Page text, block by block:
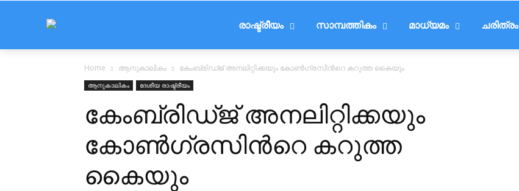
രാഷ്ട്രീയം സാമ്പത്തികം മാധ്യമം ചരിത്രം
Home ആനുകാലികം കേംബ്രിഡ്ജ് അനലിറ്റിക്കയും കോണ്‍ഗ്രസിന്‍റെ കറുത്ത കൈയും
ആനുകാലികം ദേശീയ രാഷ്ട്രീയം
കേംബ്രിഡ്ജ് അനലിറ്റിക്കയും
കോണ്‍ഗ്രസിന്‍റെ കറുത്ത
കൈയും